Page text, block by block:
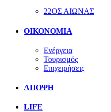
22ΟΣ ΑΙΩΝΑΣ
ΟΙΚΟΝΟΜΙΑ
Ενέργεια
Τουρισμός
Επιχειρήσεις
ΑΠΟΨΗ
LIFE